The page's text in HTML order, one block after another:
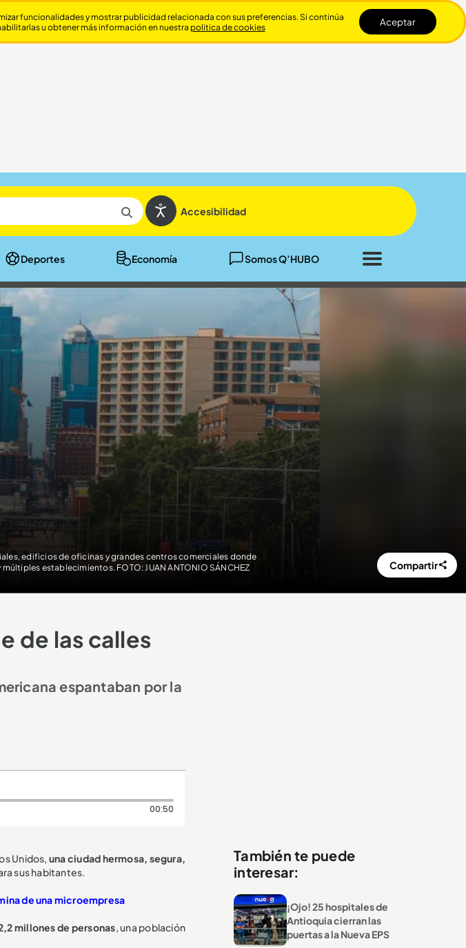
Accesibilidad
Deportes Economía Somos Q’HUBO
Cerrar
edificios de oficinas y grandes centros comerciales donde
establecimientos. FOTO: JUAN ANTONIO SÁNCHEZ
Compartir
de las calles
espantaban por la
00:50Duración: 50 segundos
Unidos,una ciudad hermosa, segura,
sus habitantes.
de una microempresa
millones de personas, una población
También te puede
interesar:
¡Ojo! 25 hospitales de
Antioquia cierran las
puertas a la Nueva EPS
funcionalidades y mostrar publicidad relacionada con sus preferencias. Si continúa
u obtener más información en nuestra politica de cookies Aceptar